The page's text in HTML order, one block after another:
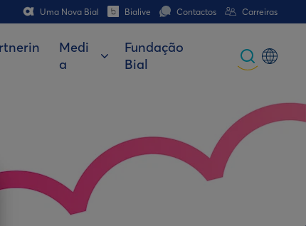
Uma Nova Bial Bialive Contactos Carreiras
Medi
a
Fundação
Bial
Portuguese
Spanish
Italian